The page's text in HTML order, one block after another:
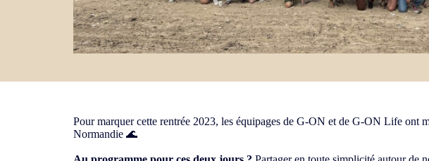
Pour marquer cette rentrée 2023, les équipages de G-ON et de G-ON Life ont
Normandie 🌊